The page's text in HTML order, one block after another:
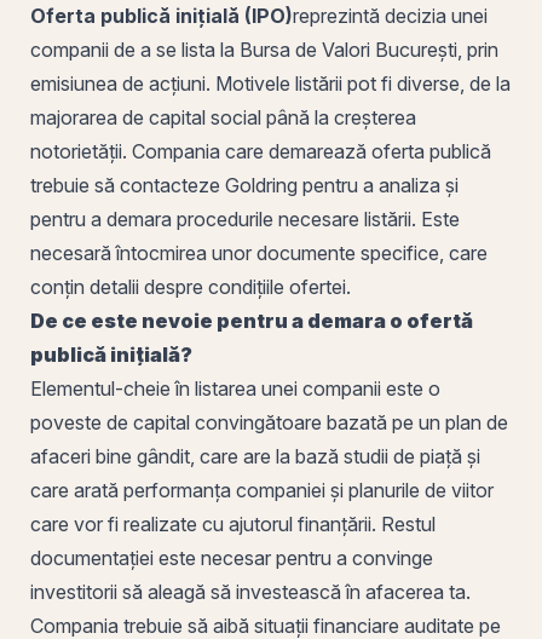
Oferta publică inițială (IPO)reprezintă decizia unei
companii de a se lista la Bursa de Valori București prin
emisiunea de acțiuni. Motivele listării pot fi diverse, de la
majorarea de capital social până la creșterea
notorietății. Compania care demarează oferta publică
trebuie să contacteze Goldring pentru a analiza și
pentru a demara procedurile necesare listării. Este
necesară întocmirea unor documente specifice, care
conțin detalii despre condițiile ofertei.
De ce este nevoie pentru a demara o ofertă
publică inițială?
Elementul-cheie în listarea unei companii este o
poveste de capital convingătoare bazată pe un plan de
afaceri bine gândit, care are la bază studii de piață și
care arată performanța companiei și planurile de viitor
care vor fi realizate cu ajutorul finanțării. Restul
documentației este necesar pentru a convinge
investitorii să aleagă să investească în afacerea ta.
Compania trebuie să aibă situații financiare auditate pe